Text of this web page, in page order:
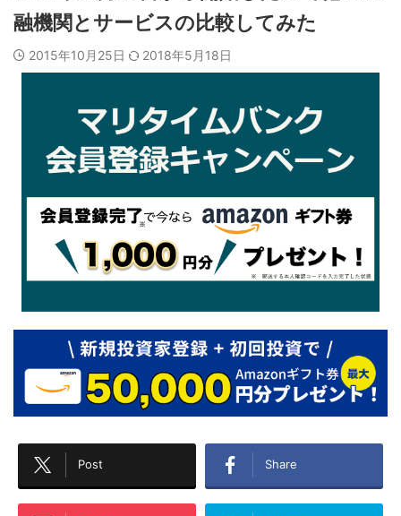
融機関とサービスの比較してみた
2015年10月25日 2018年5月18日
Post Share